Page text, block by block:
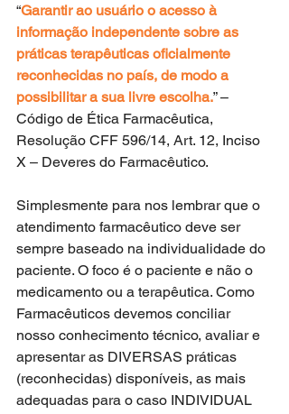
“Garantir ao usuário o acesso à
informação independente sobre as
práticas terapêuticas oficialmente
reconhecidas no país, de modo a
possibilitar a sua livre escolha.” –
Código de Ética Farmacêutica,
Resolução CFF 596/14, Art. 12, Inciso
X – Deveres do Farmacêutico.
Simplesmente para nos lembrar que o
atendimento farmacêutico deve ser
sempre baseado na individualidade do
paciente. O foco é o paciente e não o
medicamento ou a terapêutica. Como
Farmacêuticos devemos conciliar
nosso conhecimento técnico, avaliar e
apresentar as DIVERSAS práticas
(reconhecidas) disponíveis, as mais
adequadas para o caso INDIVIDUAL